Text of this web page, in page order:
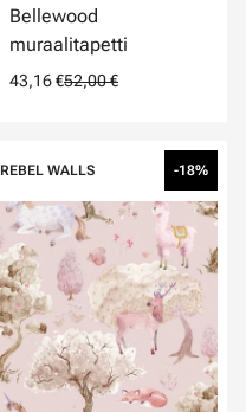
Bellewood
muraalitapetti
43,16 €52,00 €
REBEL WALLS -18%